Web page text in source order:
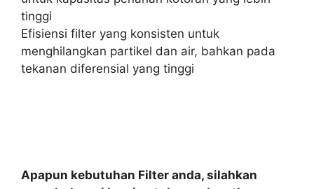
tinggi
Efisiensi filter yang konsisten untuk
menghilangkan partikel dan air, bahkan pada
tekanan diferensial yang tinggi
Apapun kebutuhan Filter anda, silahkan